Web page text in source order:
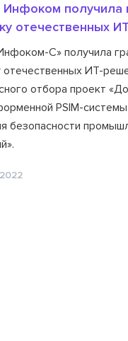
Инфоком получила
отечественных
С» получила
отечественных ИТ-
отбора проект
PSIM-
безопасности